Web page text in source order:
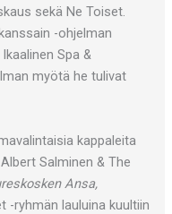
sekä Ne Toiset.
-ohjelman
Spa &
myötä he tulivat
kappaleita
Salminen & The
Ansa,
-ryhmän lauluina kuultiin